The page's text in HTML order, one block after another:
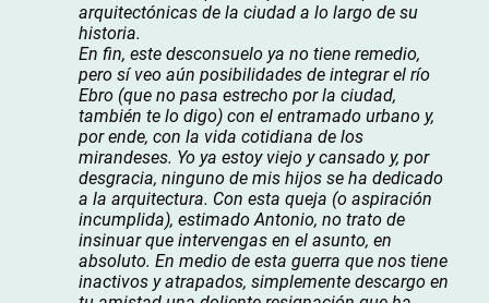
arquitectónicas de la ciudad a lo largo de su
historia.
En fin, este desconsuelo ya no tiene remedio,
pero sí veo aún posibilidades de integrar el río
Ebro (que no pasa estrecho por la ciudad,
también te lo digo) con el entramado urbano y,
por ende, con la vida cotidiana de los
mirandeses. Yo ya estoy viejo y cansado y, por
desgracia, ninguno de mis hijos se ha dedicado
a la arquitectura. Con esta queja (o aspiración
incumplida), estimado Antonio, no trato de
insinuar que intervengas en el asunto, en
absoluto. En medio de esta guerra que nos tiene
inactivos y atrapados, simplemente descargo en